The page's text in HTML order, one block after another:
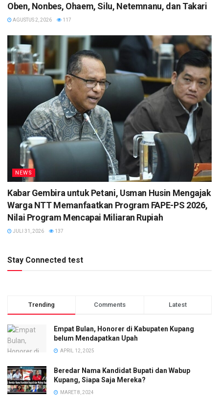
Oben, Nonbes, Ohaem, Silu, Netemnanu, dan Takari
AGUSTUS 2, 2026 117
NEWS
Kabar Gembira untuk Petani, Usman Husin Mengajak
Warga NTT Memanfaatkan Program FAPE-PS 2026,
Nilai Program Mencapai Miliaran Rupiah
JULI 31, 2026 137
Stay Connected test
Trending Comments Latest
Empat Bulan, Honorer di Kabupaten Kupang
belum Mendapatkan Upah
APRIL 12, 2025
Beredar Nama Kandidat Bupati dan Wabup
Kupang, Siapa Saja Mereka?
MARET 8, 2024